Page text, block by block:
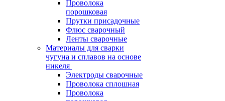
Проволока
порошковая
Прутки присадочные
Флюс сварочный
Ленты сварочные
Материалы для сварки
чугуна и сплавов на основе
никеля
Электроды сварочные
Проволока сплошная
Проволока